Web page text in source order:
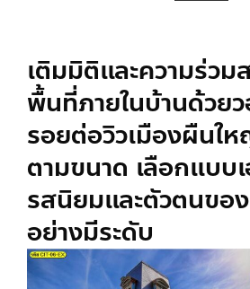
เติมมิติและความร่วม
พื้นที่ภายในบ้านด้วย
รอยต่อวิวเมืองผืนใ
ตามขนาด เลือกแบบ
รสนิยมและตัวตนขอ
อย่างมีระดับ